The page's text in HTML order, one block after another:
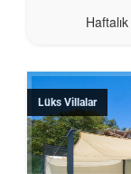
Haftalık
Lüks Villalar